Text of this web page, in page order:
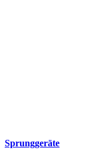
Sprunggeräte